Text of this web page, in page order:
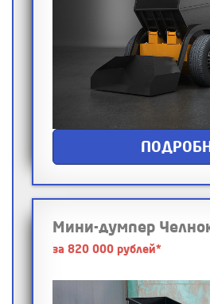
Мини-думпер
за 820 000 рублей*